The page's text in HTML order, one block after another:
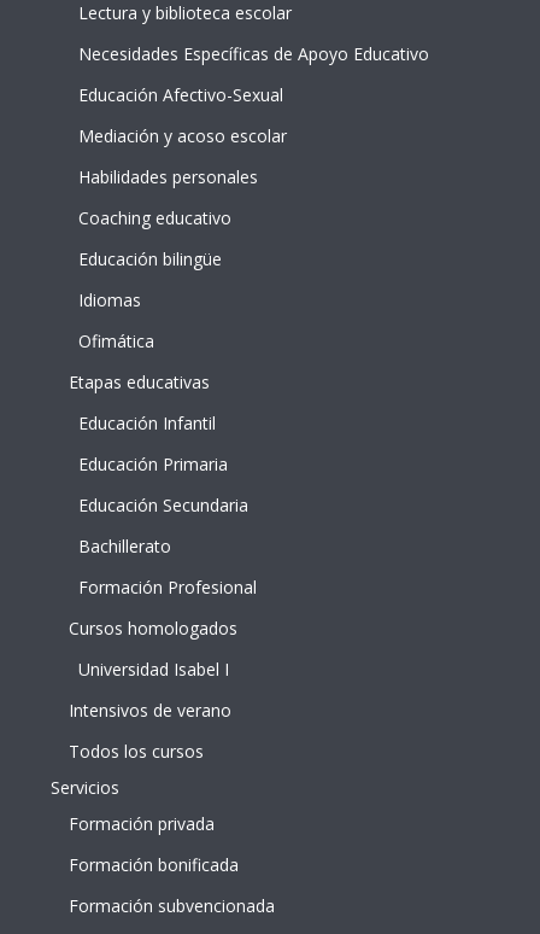
Lectura y biblioteca escolar
Necesidades Específicas de Apoyo Educativo
Educación Afectivo-Sexual
Mediación y acoso escolar
Habilidades personales
Coaching educativo
Educación bilingüe
Idiomas
Ofimática
Etapas educativas
Educación Infantil
Educación Primaria
Educación Secundaria
Bachillerato
Formación Profesional
Cursos homologados
Universidad Isabel I
Intensivos de verano
Todos los cursos
Servicios
Formación privada
Formación bonificada
Formación subvencionada